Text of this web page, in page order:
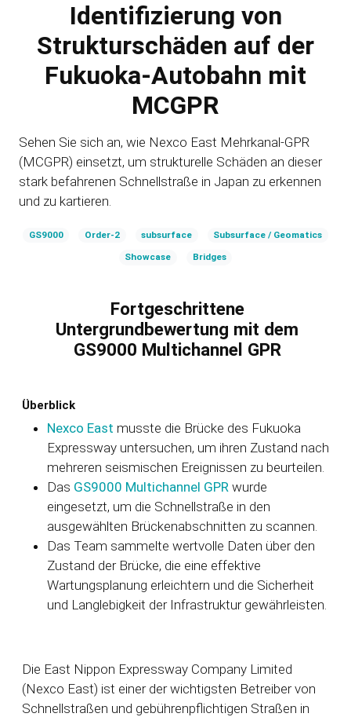
Identifizierung von
Strukturschäden auf der
Fukuoka-Autobahn mit
MCGPR
Sehen Sie sich an, wie Nexco East Mehrkanal-GPR
(MCGPR) einsetzt, um strukturelle Schäden an dieser
stark befahrenen Schnellstraße in Japan zu erkennen
und zu kartieren.
GS9000 Order-2 subsurface Subsurface / Geomatics
Showcase Bridges
Fortgeschrittene
Untergrundbewertung mit dem
GS9000 Multichannel GPR
Überblick
Nexco East musste die Brücke des Fukuoka
Expressway untersuchen, um ihren Zustand nach
mehreren seismischen Ereignissen zu beurteilen.
Das GS9000 Multichannel GPR wurde
eingesetzt, um die Schnellstraße in den
ausgewählten Brückenabschnitten zu scannen.
Das Team sammelte wertvolle Daten über den
Zustand der Brücke, die eine effektive
Wartungsplanung erleichtern und die Sicherheit
und Langlebigkeit der Infrastruktur gewährleisten.
Die East Nippon Expressway Company Limited
(Nexco East) ist einer der wichtigsten Betreiber von
Schnellstraßen und gebührenpflichtigen Straßen in